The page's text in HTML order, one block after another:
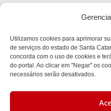
Utilizamos cookies para aprimorar
de serviços do estado de Santa
concorda com o uso de cookies e
do portal. Ao clicar em "Negar" os
necessários serão desativados.
Centro Administrativo
Rod. SC 401 – Km 15, nº
Bloco III - 2º andar
Bairro:
Saco Grande
Cidade:
CEP: